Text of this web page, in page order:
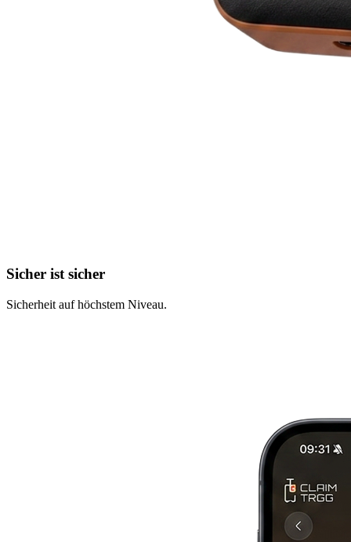
Sicher ist sicher
Sicherheit auf höchstem Niveau.